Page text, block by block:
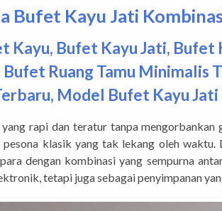
Bufet Kayu Jati
Kayu, Bufet Kayu Jati, Bufet
Bufet Ruang Tamu Minimalis
, Model Bufet Kayu Jati
rapi dan teratur tanpa mengorbankan
klasik yang tak lekang oleh
dengan kombinasi yang sempurna
tetapi juga sebagai penyimpanan